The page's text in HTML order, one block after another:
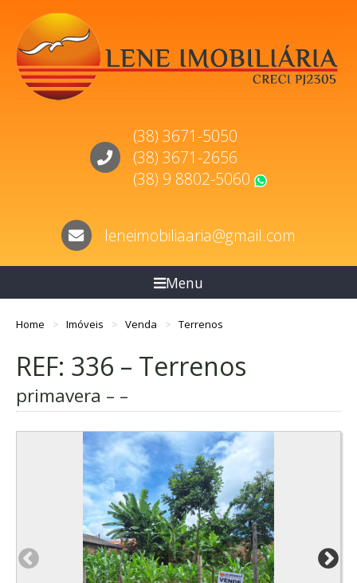
(38) 3671-5050
(38) 3671-2656
(38) 9 8802-5060
leneimobiliaaria@gmail.com
Menu
Home Imóveis Venda Terrenos
REF: 336 – Terrenos
primavera – –